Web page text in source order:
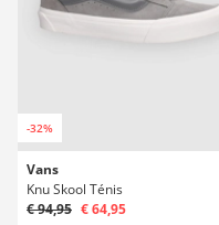
-32%
Vans
Knu Skool Ténis
€ 94,95 € 64,95